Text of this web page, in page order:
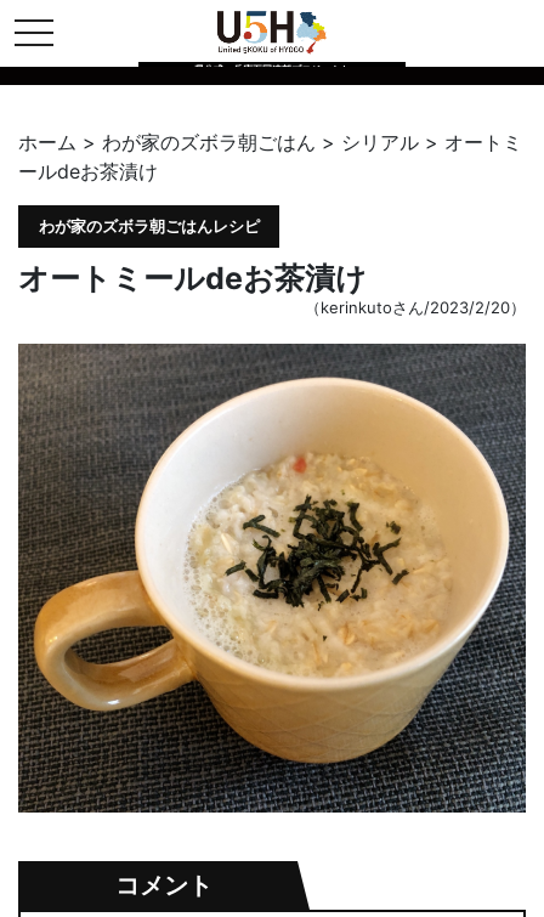
toggle navigation
県公式・兵庫五国連邦プロジェクト
ホーム > わが家のズボラ朝ごはん > シリアル > オートミ
ールdeお茶漬け
わが家のズボラ朝ごはんレシピ
オートミールdeお茶漬け
（kerinkutoさん/2023/2/20）
コメント